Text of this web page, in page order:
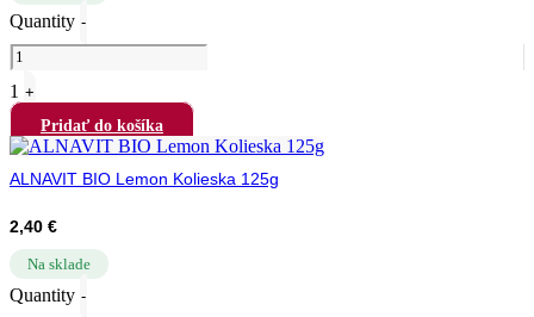
Quantity -
1 +
Pridať do košíka
ALNAVIT BIO Lemon Kolieska 125g
2,40 €
Na sklade
Quantity -